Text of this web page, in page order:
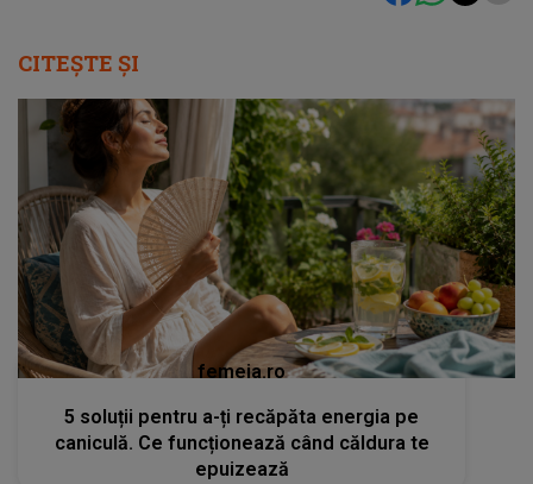
CITEȘTE ȘI
femeia.ro
5 soluții pentru a-ți recăpăta energia pe
caniculă. Ce funcționează când căldura te
epuizează